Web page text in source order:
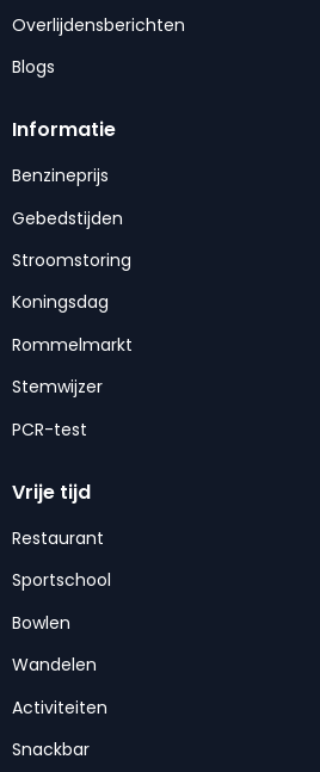
Overlijdensberichten
Blogs
Informatie
Benzineprijs
Gebedstijden
Stroomstoring
Koningsdag
Rommelmarkt
Stemwijzer
PCR-test
Vrije tijd
Restaurant
Sportschool
Bowlen
Wandelen
Activiteiten
Snackbar